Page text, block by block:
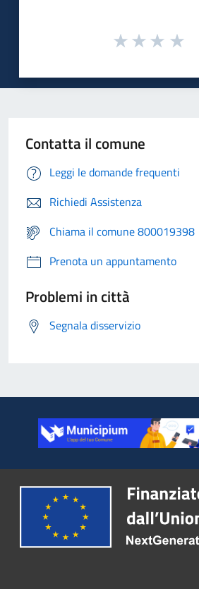
Contatta il comune
Leggi le domande frequenti
Richiedi Assistenza
Chiama il comune 800019398
Prenota un appuntamento
Problemi in città
Segnala disservizio